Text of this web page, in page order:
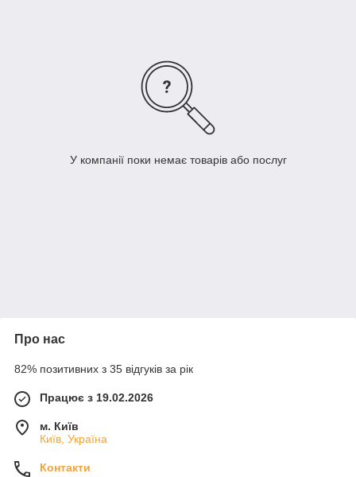
У компанії поки немає товарів або послуг
Про нас
82% позитивних з 35 відгуків за рік
Працює з 19.02.2026
м. Київ
Київ, Україна
Контакти